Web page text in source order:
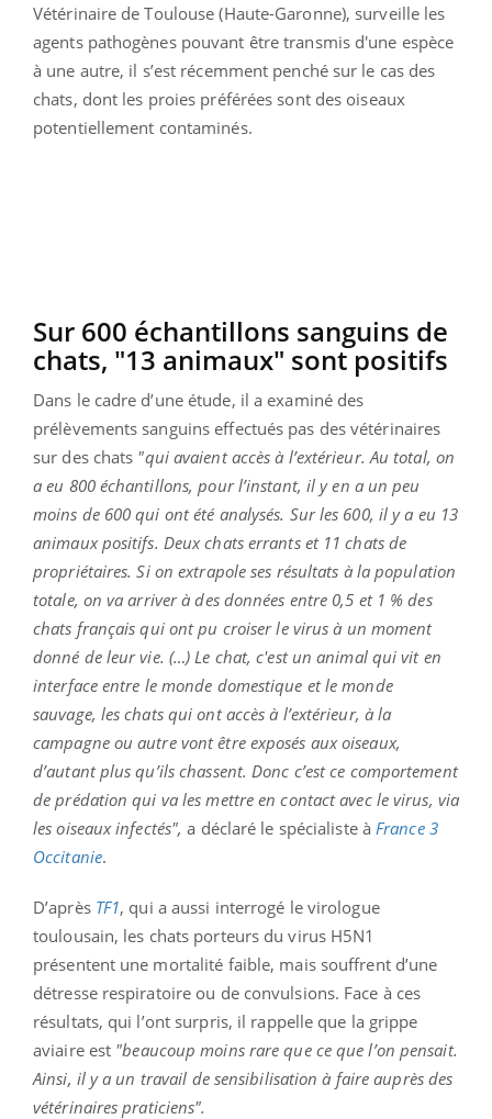
Vétérinaire de Toulouse (Haute-Garonne), surveille les
agents pathogènes pouvant être transmis d'une espèce
à une autre, il s’est récemment penché sur le cas des
chats, dont les proies préférées sont des oiseaux
potentiellement contaminés.
Sur 600 échantillons sanguins de
chats, "13 animaux" sont positifs
Dans le cadre d’une étude, il a examiné des
prélèvements sanguins effectués pas des vétérinaires
sur des chats "qui avaient accès à l’extérieur. Au total, on
a eu 800 échantillons, pour l’instant, il y en a un peu
moins de 600 qui ont été analysés. Sur les 600, il y a eu 13
animaux positifs. Deux chats errants et 11 chats de
propriétaires. Si on extrapole ses résultats à la population
totale, on va arriver à des données entre 0,5 et 1 % des
chats français qui ont pu croiser le virus à un moment
donné de leur vie. (…) Le chat, c'est un animal qui vit en
interface entre le monde domestique et le monde
sauvage, les chats qui ont accès à l’extérieur, à la
campagne ou autre vont être exposés aux oiseaux,
d’autant plus qu’ils chassent. Donc c’est ce comportement
de prédation qui va les mettre en contact avec le virus, via
les oiseaux infectés", a déclaré le spécialiste à France 3
Occitanie.
D’après TF1, qui a aussi interrogé le virologue
toulousain, les chats porteurs du virus H5N1
présentent une mortalité faible, mais souffrent d’une
détresse respiratoire ou de convulsions. Face à ces
résultats, qui l’ont surpris, il rappelle que la grippe
aviaire est "beaucoup moins rare que ce que l’on pensait.
Ainsi, il y a un travail de sensibilisation à faire auprès des
vétérinaires praticiens".